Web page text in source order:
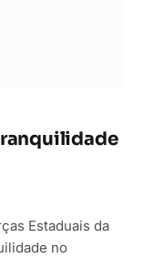
Estaduais da
no